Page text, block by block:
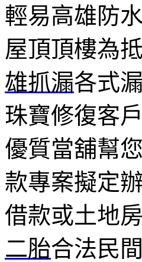
輕易高雄防
屋頂頂樓為
雄抓漏各式
珠寶修復客戶
優質當舖幫
款專案擬定
借款或土地
二胎合法民